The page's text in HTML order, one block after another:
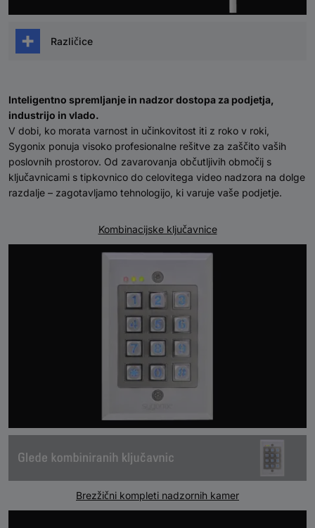
Različice
Detektor vode (stenski/talni) s povezljivostjo z
aplikacijo
Inteligentno spremljanje in nadzor dostopa za podjetja,
industrijo in vlado.
V dobi, ko morata varnost in učinkovitost iti z roko v roki,
Sygonix ponuja visoko profesionalne rešitve za zaščito vaših
poslovnih prostorov. Od zavarovanja občutljivih območij s
ključavnicami s tipkovnico do celovitega video nadzora na dolge
razdalje – zagotavljamo tehnologijo, ki varuje vaše podjetje.
Kombinacijske ključavnice
Brezžični kompleti nadzornih kamer